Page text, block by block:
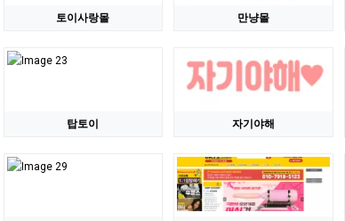
토이사랑몰 만냥몰
탑토이 자기야해